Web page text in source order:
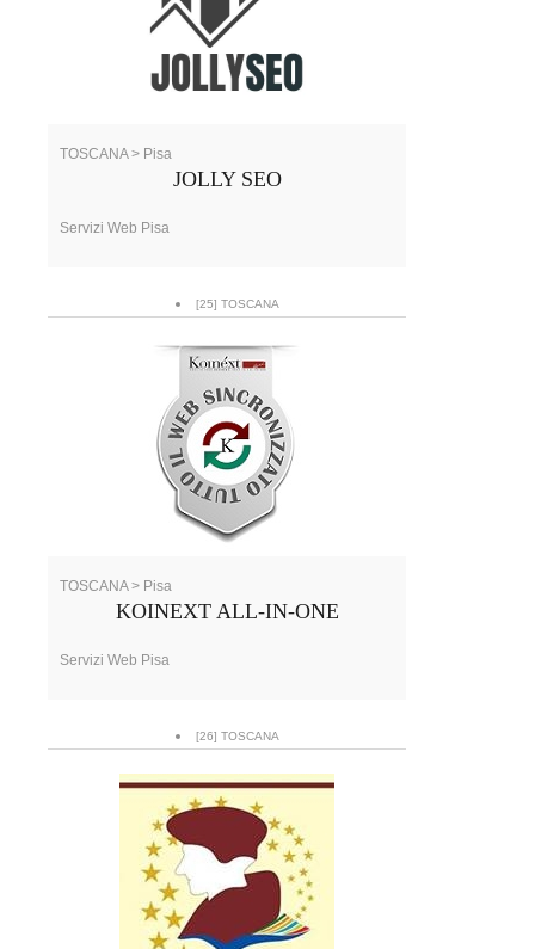
TOSCANA > Pisa
JOLLY SEO
Servizi Web Pisa
[25] TOSCANA
TOSCANA > Pisa
KOINEXT ALL-IN-ONE
Servizi Web Pisa
[26] TOSCANA